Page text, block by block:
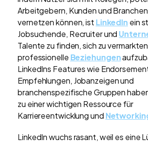
Arbeitgebern, Kunden und
vernetzen können, ist LinkedIn ein
Jobsuchende, Recruiter und
Talente zu finden, sich zu
professionelle Beziehungen
LinkedIns Features wie
Empfehlungen, Jobanzeigen und
branchenspezifische Gruppen
zu einer wichtigen Ressource für
Karriereentwicklung und
LinkedIn wuchs rasant, weil es eine